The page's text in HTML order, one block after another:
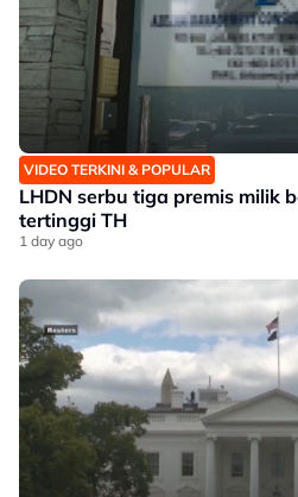
VIDEO TERKINI & POPULAR
LHDN serbu tiga premis milik
tertinggi TH
1 day ago